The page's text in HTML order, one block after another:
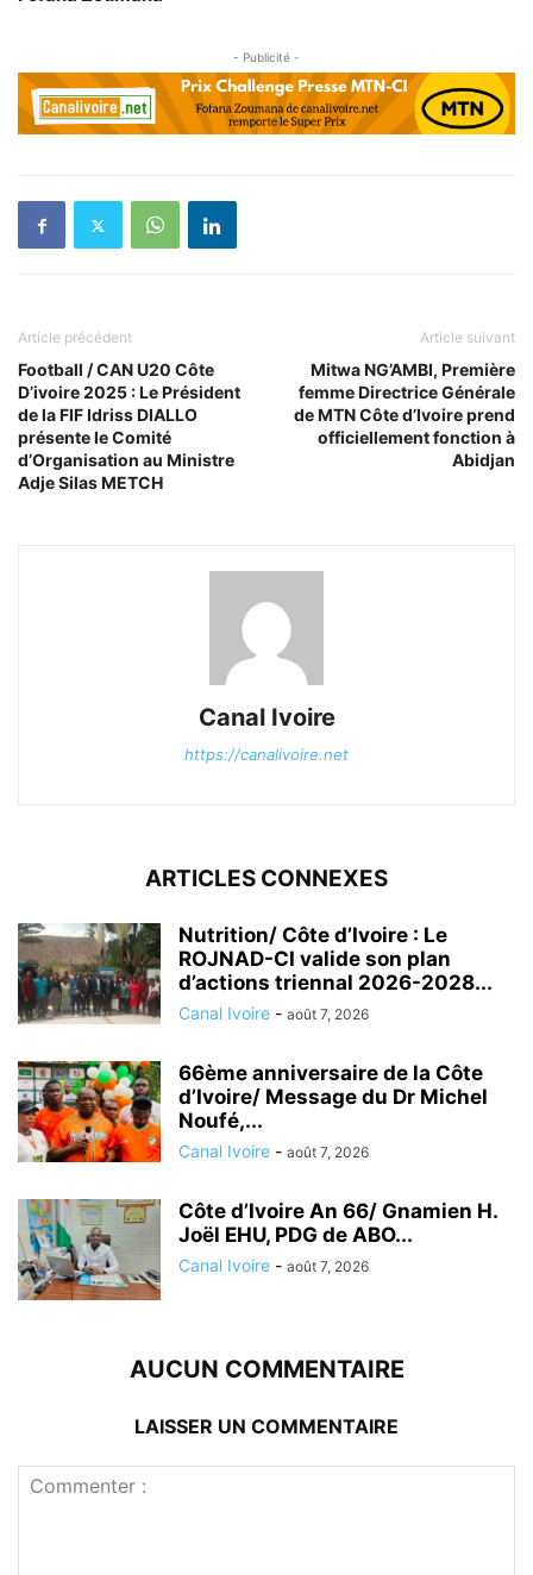
- Publicité -
Article précédent
Football / CAN U20 Côte
D’ivoire 2025 : Le Président
de la FIF Idriss DIALLO
présente le Comité
d’Organisation au Ministre
Adje Silas METCH
Article suivant
Mitwa NG’AMBI, Première
femme Directrice Générale
de MTN Côte d’Ivoire prend
officiellement fonction à
Abidjan
Canal Ivoire
https://canalivoire.net
ARTICLES CONNEXES
Nutrition/ Côte d’Ivoire : Le
ROJNAD-CI valide son plan
d’actions triennal 2026-2028...
Canal Ivoire - août 7, 2026
66ème anniversaire de la Côte
d’Ivoire/ Message du Dr Michel
Noufé,...
Canal Ivoire - août 7, 2026
Côte d’Ivoire An 66/ Gnamien H.
Joël EHU, PDG de ABO...
Canal Ivoire - août 7, 2026
AUCUN COMMENTAIRE
LAISSER UN COMMENTAIRE